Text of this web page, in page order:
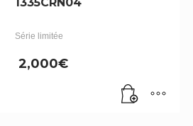
Série limitée
2,000€